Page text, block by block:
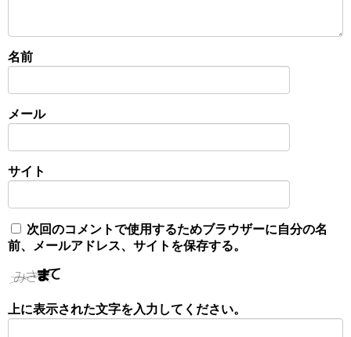
名前
メール
サイト
次回のコメントで使用するためブラウザーに自分の名
前、メールアドレス、サイトを保存する。
上に表示された文字を入力してください。